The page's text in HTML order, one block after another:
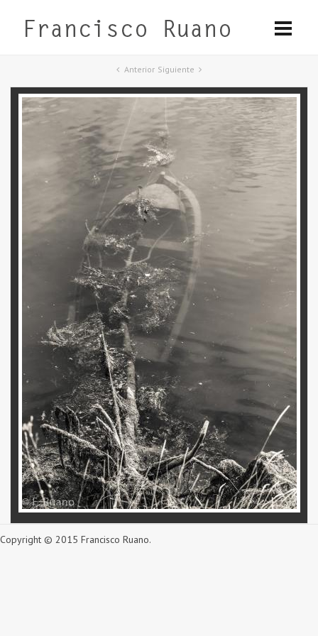
Anterior Siguiente
Copyright © 2015 Francisco Ruano.